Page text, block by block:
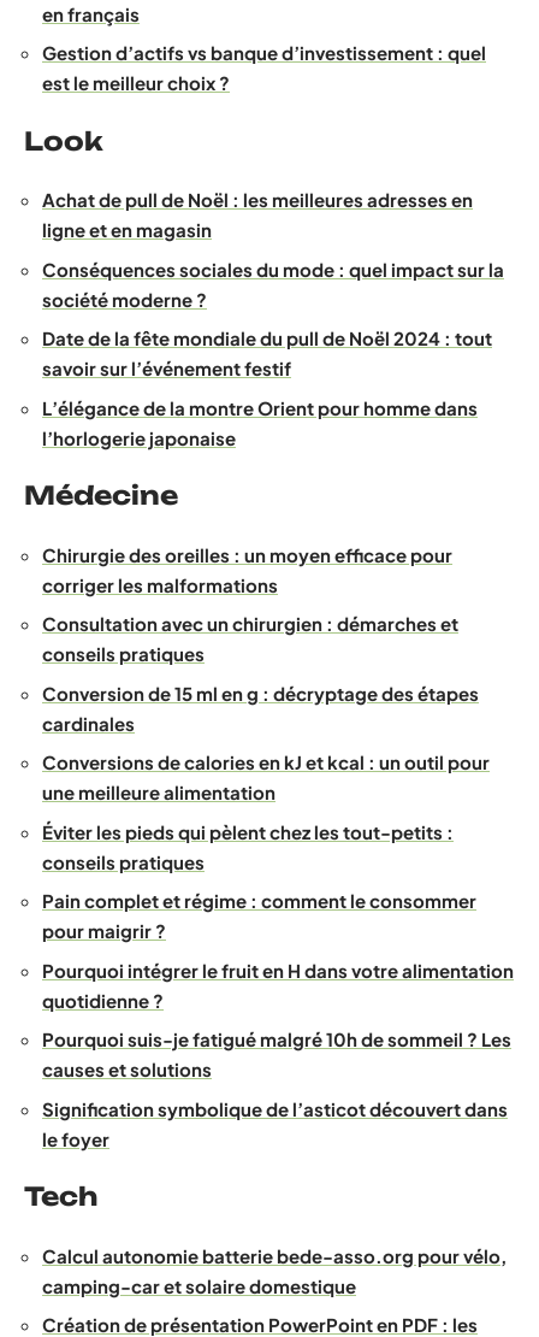
en français
Gestion d’actifs vs banque d’investissement : quel
est le meilleur choix ?
Look
Achat de pull de Noël : les meilleures adresses en
ligne et en magasin
Conséquences sociales du mode : quel impact sur la
société moderne ?
Date de la fête mondiale du pull de Noël 2024 : tout
savoir sur l’événement festif
L’élégance de la montre Orient pour homme dans
l’horlogerie japonaise
Médecine
Chirurgie des oreilles : un moyen efficace pour
corriger les malformations
Consultation avec un chirurgien : démarches et
conseils pratiques
Conversion de 15 ml en g : décryptage des étapes
cardinales
Conversions de calories en kJ et kcal : un outil pour
une meilleure alimentation
Éviter les pieds qui pèlent chez les tout-petits :
conseils pratiques
Pain complet et régime : comment le consommer
pour maigrir ?
Pourquoi intégrer le fruit en H dans votre alimentation
quotidienne ?
Pourquoi suis-je fatigué malgré 10h de sommeil ? Les
causes et solutions
Signification symbolique de l’asticot découvert dans
le foyer
Tech
Calcul autonomie batterie bede-asso.org pour vélo,
camping-car et solaire domestique
Création de présentation PowerPoint en PDF : les